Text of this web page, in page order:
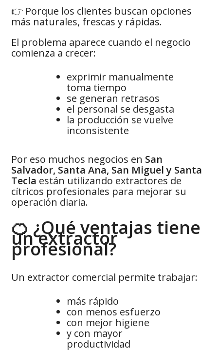
👉 Porque los clientes buscan opciones
más naturales, frescas y rápidas.
El problema aparece cuando el negocio
comienza a crecer:
exprimir manualmente
toma tiempo
se generan retrasos
el personal se desgasta
la producción se vuelve
inconsistente
Por eso muchos negocios en San
Salvador, Santa Ana, San Miguel y Santa
Tecla están utilizando extractores de
cítricos profesionales para mejorar su
operación diaria.
🍊 ¿Qué ventajas tiene
un extractor
profesional?
Un extractor comercial permite trabajar:
más rápido
con menos esfuerzo
con mejor higiene
y con mayor
productividad